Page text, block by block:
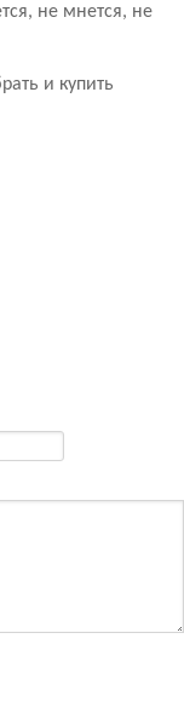
не мнется, не
и купить